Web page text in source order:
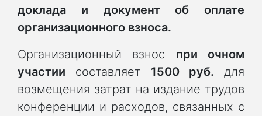
доклада и документ об оплате
организационного взноса.
Организационный взнос при очном
участии составляет 1500 руб. для
возмещения затрат на издание трудов
конференции и расходов, связанных с